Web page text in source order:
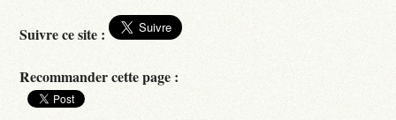
Suivre ce site :
Recommander cette page :